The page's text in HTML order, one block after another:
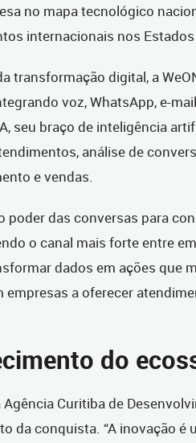
no mapa tecnológico
internacionais nos
transformação digital, a
voz, WhatsApp, e-
seu braço de inteligência
análise de
e vendas.
poder das conversas para
o canal mais forte entre
dados em ações que
empresas a oferecer
do
Curitiba de
da conquista. “A inovação é